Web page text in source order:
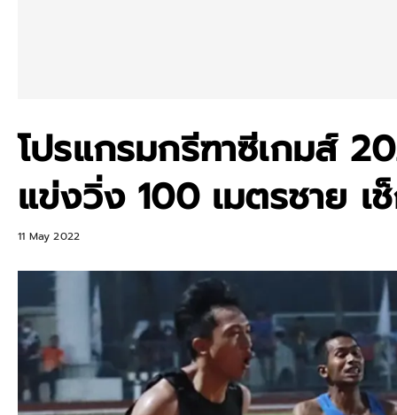
โปรแกรมกรีฑาซีเกมส์
แข่งวิ่ง 100 เมตรชาย เ
11 May 2022